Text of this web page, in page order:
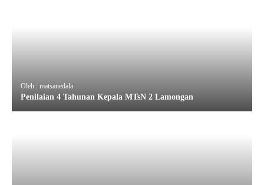
Oleh : matsanedala
Penilaian 4 Tahunan Kepala MTsN 2 Lamongan